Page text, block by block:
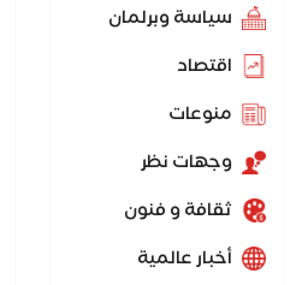
سياسة وبرلمان
اقتصاد
منوعات
وجهات نظر
ثقافة و فنون
أخبار عالمية